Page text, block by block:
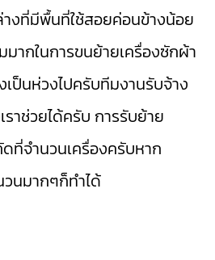
างที่มีพื้นที่ใช้สอยค่อนข้างน้อย
ากในการขนย้ายเครื่องซักผ้า
ป็นห่วงไปครับทีมงานรับจ้าง
าช่วยได้ครับ การรับย้าย
ดที่จำนวนเครื่องครับหาก
นมากๆก็ทำได้